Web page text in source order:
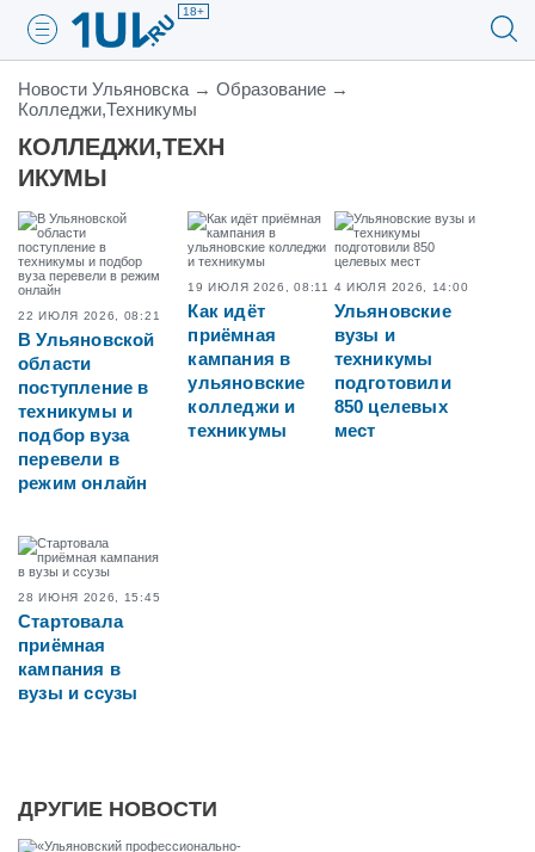
18+
Новости Ульяновска → Образование →
Колледжи,Техникумы
КОЛЛЕДЖИ,ТЕХН
ИКУМЫ
22 ИЮЛЯ 2026, 08:21
В Ульяновской
области
поступление в
техникумы и
подбор вуза
перевели в
режим онлайн
19 ИЮЛЯ 2026, 08:11
Как идёт
приёмная
кампания в
ульяновские
колледжи и
техникумы
4 ИЮЛЯ 2026, 14:00
Ульяновские
вузы и
техникумы
подготовили
850 целевых
мест
28 ИЮНЯ 2026, 15:45
Стартовала
приёмная
кампания в
вузы и ссузы
ДРУГИЕ НОВОСТИ